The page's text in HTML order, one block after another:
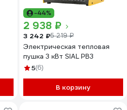
-44%
2 938 ₽
3 242 ₽5 219 ₽
Электрическая тепловая
пушка 3 кВт SIAL PB3
5(6)
В корзину